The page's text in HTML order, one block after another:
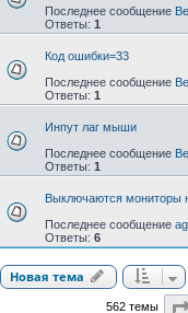
Последнее сообщение
Ответы: 1
Код ошибки=33
Последнее сообщение
Ответы: 1
Инпут лаг мыши
Последнее сообщение
Ответы: 1
Выключаются мониторы
Последнее сообщение
Ответы: 6
Новая тема
562 темы